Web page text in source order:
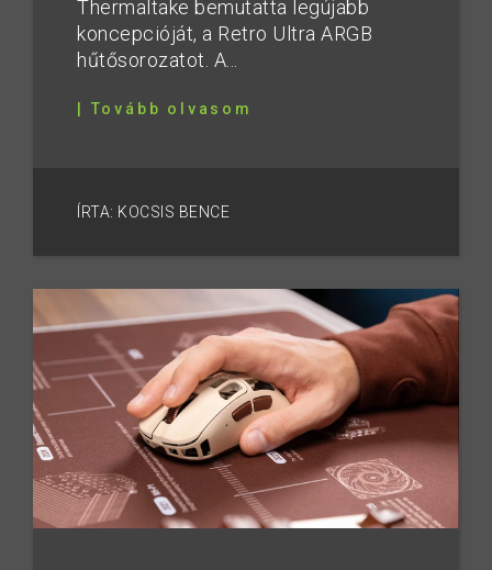
Thermaltake bemutatta legújabb
koncepcióját, a Retro Ultra ARGB
hűtősorozatot. A...
| Tovább olvasom
ÍRTA: KOCSIS BENCE